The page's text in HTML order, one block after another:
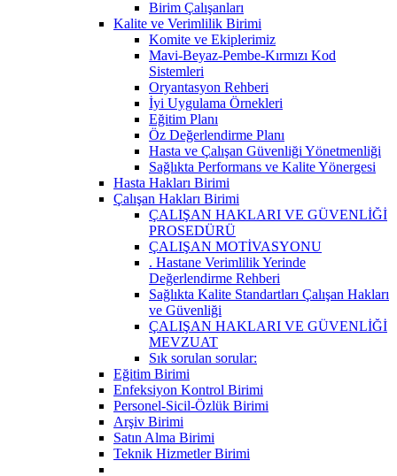
Birim Çalışanları
Kalite ve Verimlilik Birimi
Komite ve Ekiplerimiz
Mavi-Beyaz-Pembe-Kırmızı Kod
Sistemleri
Oryantasyon Rehberi
İyi Uygulama Örnekleri
Eğitim Planı
Öz Değerlendirme Planı
Hasta ve Çalışan Güvenliği Yönetmenliği
Sağlıkta Performans ve Kalite Yönergesi
Hasta Hakları Birimi
Çalışan Hakları Birimi
ÇALIŞAN HAKLARI VE GÜVENLİĞİ
PROSEDÜRÜ
ÇALIŞAN MOTİVASYONU
. Hastane Verimlilik Yerinde
Değerlendirme Rehberi
Sağlıkta Kalite Standartları Çalışan Hakları
ve Güvenliği
ÇALIŞAN HAKLARI VE GÜVENLİĞİ
MEVZUAT
Sık sorulan sorular:
Eğitim Birimi
Enfeksiyon Kontrol Birimi
Personel-Sicil-Özlük Birimi
Arşiv Birimi
Satın Alma Birimi
Teknik Hizmetler Birimi